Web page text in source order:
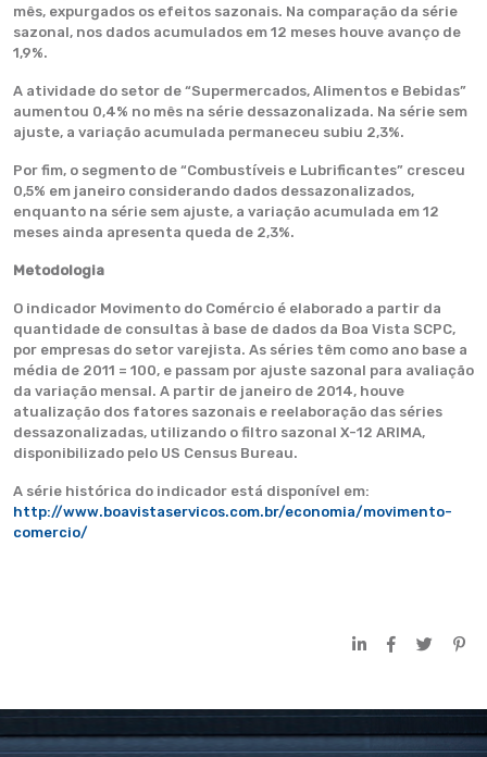
mês, expurgados os efeitos sazonais. Na comparação da série
sazonal, nos dados acumulados em 12 meses houve avanço de
1,9%.
A atividade do setor de “Supermercados, Alimentos e Bebidas”
aumentou 0,4% no mês na série dessazonalizada. Na série sem
ajuste, a variação acumulada permaneceu subiu 2,3%.
Por fim, o segmento de “Combustíveis e Lubrificantes” cresceu
0,5% em janeiro considerando dados dessazonalizados,
enquanto na série sem ajuste, a variação acumulada em 12
meses ainda apresenta queda de 2,3%.
Metodologia
O indicador Movimento do Comércio é elaborado a partir da
quantidade de consultas à base de dados da Boa Vista SCPC,
por empresas do setor varejista. As séries têm como ano base a
média de 2011 = 100, e passam por ajuste sazonal para avaliação
da variação mensal. A partir de janeiro de 2014, houve
atualização dos fatores sazonais e reelaboração das séries
dessazonalizadas, utilizando o filtro sazonal X-12 ARIMA,
disponibilizado pelo US Census Bureau.
A série histórica do indicador está disponível em:
http://www.boavistaservicos.com.br/economia/movimento-
comercio/